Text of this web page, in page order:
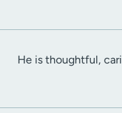
He is thoughtful,